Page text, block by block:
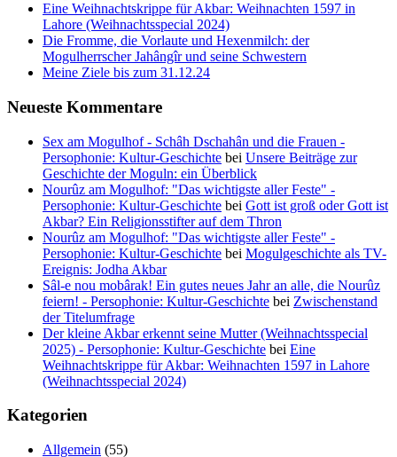
Eine Weihnachtskrippe für Akbar: Weihnachten 1597 in
Lahore (Weihnachtsspecial 2024)
Die Fromme, die Vorlaute und Hexenmilch: der
Mogulherrscher Jahângîr und seine Schwestern
Meine Ziele bis zum 31.12.24
Neueste Kommentare
Sex am Mogulhof - Schâh Dschahân und die Frauen -
Persophonie: Kultur-Geschichte bei Unsere Beiträge zur
Geschichte der Moguln: ein Überblick
Nourûz am Mogulhof: "Das wichtigste aller Feste" -
Persophonie: Kultur-Geschichte bei Gott ist groß oder Gott ist
Akbar? Ein Religionsstifter auf dem Thron
Nourûz am Mogulhof: "Das wichtigste aller Feste" -
Persophonie: Kultur-Geschichte bei Mogulgeschichte als TV-
Ereignis: Jodha Akbar
Sâl-e nou mobârak! Ein gutes neues Jahr an alle, die Nourûz
feiern! - Persophonie: Kultur-Geschichte bei Zwischenstand
der Titelumfrage
Der kleine Akbar erkennt seine Mutter (Weihnachtsspecial
2025) - Persophonie: Kultur-Geschichte bei Eine
Weihnachtskrippe für Akbar: Weihnachten 1597 in Lahore
(Weihnachtsspecial 2024)
Kategorien
Allgemein (55)